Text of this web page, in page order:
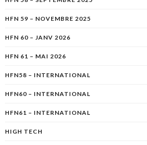
HFN 59 – NOVEMBRE 2025
HFN 60 – JANV 2026
HFN 61 – MAI 2026
HFN58 – INTERNATIONAL
HFN60 – INTERNATIONAL
HFN61 – INTERNATIONAL
HIGH TECH